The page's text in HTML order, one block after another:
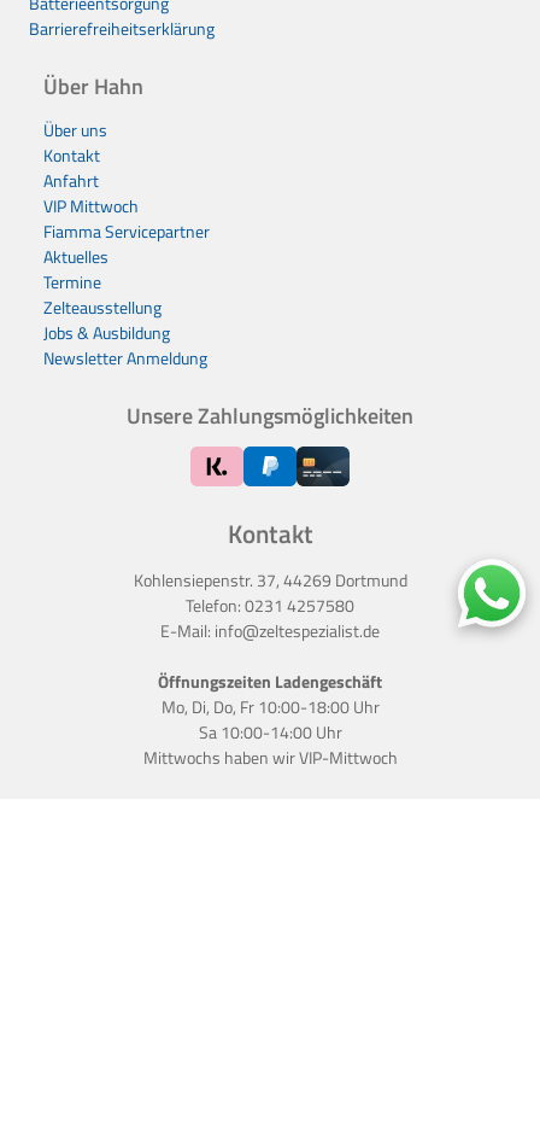
Barrierefreiheitserklärung
Über Hahn
Über uns
Kontakt
Anfahrt
VIP Mittwoch
Fiamma Servicepartner
Aktuelles
Termine
Zelteausstellung
Jobs & Ausbildung
Newsletter Anmeldung
Kontakt
Kohlensiepenstr. 37, 44269 Dortmund
Telefon:0231 4257580
E-Mail: info@zeltespezialist.de
Öffnungszeiten Ladengeschäft
Mo, Di, Do, Fr 10:00-18:00 Uhr
Sa 10:00-14:00 Uhr
Mittwochs haben wirVIP-Mittwoch
Unsere Zahlungsmöglichkeiten